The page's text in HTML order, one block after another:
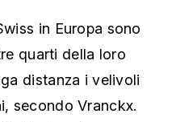
in Europa sono
quarti della loro
distanza i velivoli
secondo Vranckx.